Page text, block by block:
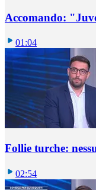
Accomando:
01:04
Follie turche:
02:54